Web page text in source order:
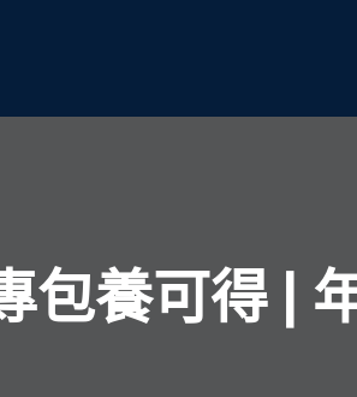
包養可得 |